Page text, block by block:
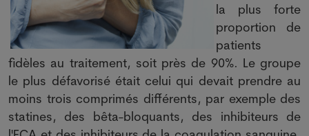
la plus forte
proportion de
patients
fidèles au traitement, soit près de 90%. Le groupe
le plus défavorisé était celui qui devait prendre au
moins trois comprimés différents, par exemple des
statines, des bêta-bloquants, des inhibiteurs de